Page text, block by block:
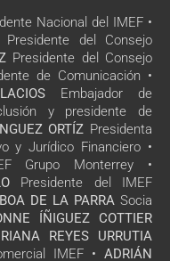
Nacional del IMEF •
Presidente del Consejo
Presidente del Consejo
de Comunicación •
Embajador de
y presidente de
ORTÍZ Presidenta
y Jurídico Financiero •
Grupo Monterrey •
Presidente del IMEF
DE LA PARRA Socia
ÍÑIGUEZ COTTIER
REYES URRUTIA
IMEF • ADRIÁN